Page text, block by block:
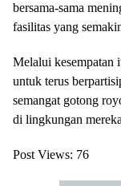
bersama-sama
fasilitas yang
Melalui kesempatan
untuk terus
semangat gotong
di lingkungan
Post Views: 76